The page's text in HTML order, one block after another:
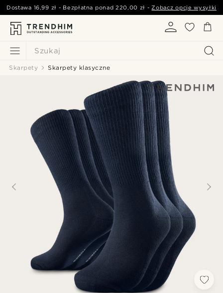
Szukaj
Dostawa 16,99 zł - Bezpłatna ponad220,00 zł -Zobacz opcje wysyłki
Skarpety Skarpety klasyczne